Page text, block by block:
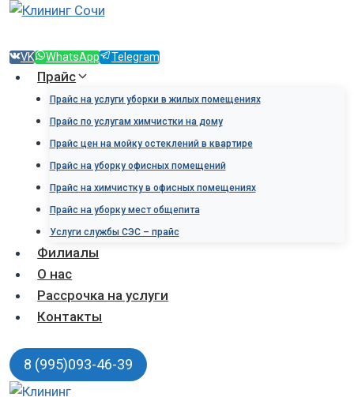
Перейти
содержимому
VK WhatsApp Telegram
Прайс
Прайс на услуги уборки в жилых помещениях
Прайс по услугам химчистки на дому
Прайс цен на мойку остеклений в квартире
Прайс на уборку офисных помещений
Прайс на химчистку в офисных помещениях
Прайс на уборку мест общепита
Услуги службы СЭС – прайс
Филиалы
О нас
Рассрочка на услуги
Контакты
8 (995)093-46-39